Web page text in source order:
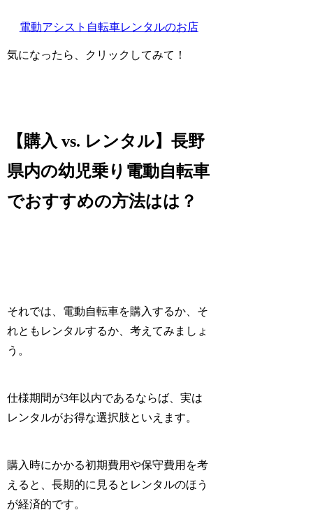
電動アシスト自転車レンタルのお店
気になったら、クリックしてみて！
【購入 vs. レンタル】長野
県内の幼児乗り電動自転車
でおすすめの方法はは？
それでは、電動自転車を購入するか、そ
れともレンタルするか、考えてみましょ
う。
仕様期間が3年以内であるならば、実は
レンタルがお得な選択肢といえます。
購入時にかかる初期費用や保守費用を考
えると、長期的に見るとレンタルのほう
が経済的です。